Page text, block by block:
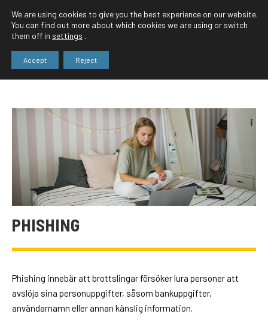
PHISHING
Phishing innebär att brottslingar försöker lura personer att
avslöja sina personuppgifter, såsom bankuppgifter,
användarnamn eller annan känslig information.
We are using cookies to give you the best experience on our website.
You can find out more about which cookies we are using or switch
them off in settings .
Accept Reject